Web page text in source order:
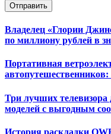
Отправить
Владелец «Глории
по миллиону рублей в
Портативная
автопутешественников:
Три лучших телевизора
моделей с выгодным
История раскладки